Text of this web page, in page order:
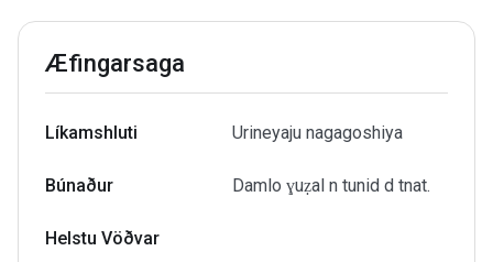
Æfingarsaga
Líkamshluti Urineyaju nagagoshiya
Búnaður Damlo ɣuẓal n tunid d tnat.
Helstu Vöðvar